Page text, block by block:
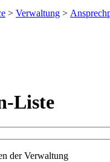
> Verwaltung >
Liste
der Verwaltung